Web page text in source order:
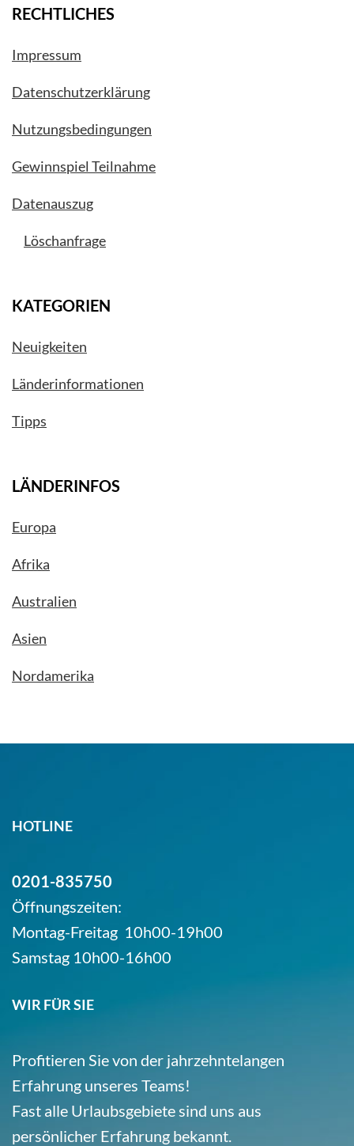
RECHTLICHES
Impressum
Datenschutzerklärung
Nutzungsbedingungen
Gewinnspiel Teilnahme
Datenauszug
Löschanfrage
KATEGORIEN
Neuigkeiten
Länderinformationen
Tipps
LÄNDERINFOS
Europa
Afrika
Australien
Asien
Nordamerika
HOTLINE
0201-835750
Öffnungszeiten:
Montag-Freitag 10h00-19h00
Samstag 10h00-16h00
WIR FÜR SIE
Profitieren Sie von der jahrzehntelangen
Erfahrung unseres Teams!
Fast alle Urlaubsgebiete sind uns aus
persönlicher Erfahrung bekannt.